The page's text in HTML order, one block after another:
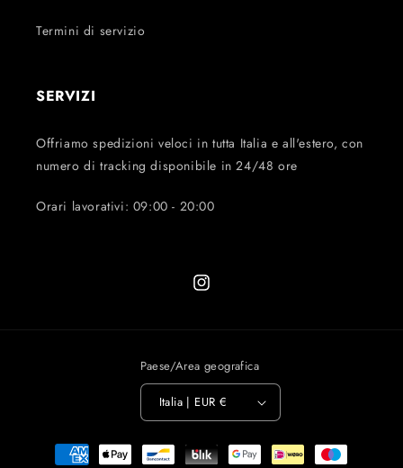
Termini di servizio
SERVIZI
Offriamo spedizioni veloci in tutta Italia e all'estero, con
numero di tracking disponibile in 24/48 ore
Orari lavorativi: 09:00 - 20:00
Instagram
Paese/Area geografica
Italia | EUR €
Metodi